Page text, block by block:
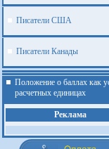
Писатели США
Писатели Канады
Положение о баллах как
расчетных единицах
Реклама